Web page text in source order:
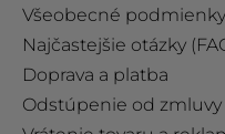
Všeobecné
Najčastejšie otázky
Doprava a platba
Odstúpenie od zmluvy